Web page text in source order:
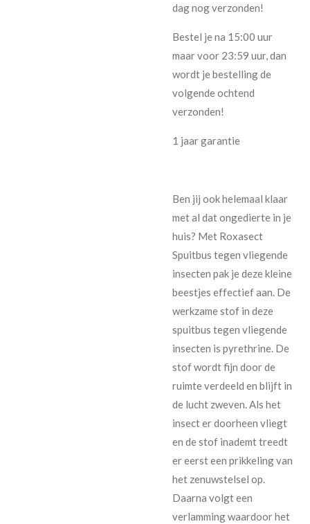
dag nog verzonden!
Bestel je na 15:00 uur
maar voor 23:59 uur, dan
wordt je bestelling de
volgende ochtend
verzonden!
1 jaar garantie
Ben jij ook helemaal klaar
met al dat ongedierte in je
huis? Met Roxasect
Spuitbus tegen vliegende
insecten pak je deze kleine
beestjes effectief aan. De
werkzame stof in deze
spuitbus tegen vliegende
insecten is pyrethrine. De
stof wordt fijn door de
ruimte verdeeld en blijft in
de lucht zweven. Als het
insect er doorheen vliegt
en de stof inademt treedt
er eerst een prikkeling van
het zenuwstelsel op.
Daarna volgt een
verlamming waardoor het